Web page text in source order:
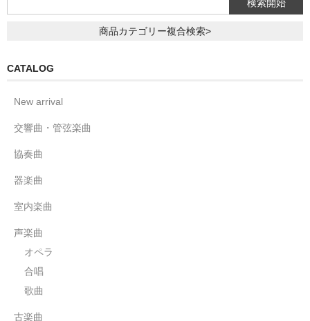
商品カテゴリー複合検索>
CATALOG
New arrival
交響曲・管弦楽曲
協奏曲
器楽曲
室内楽曲
声楽曲
オペラ
合唱
歌曲
古楽曲